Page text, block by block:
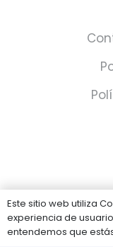
Este sitio web utiliza
experiencia de
entendemos que